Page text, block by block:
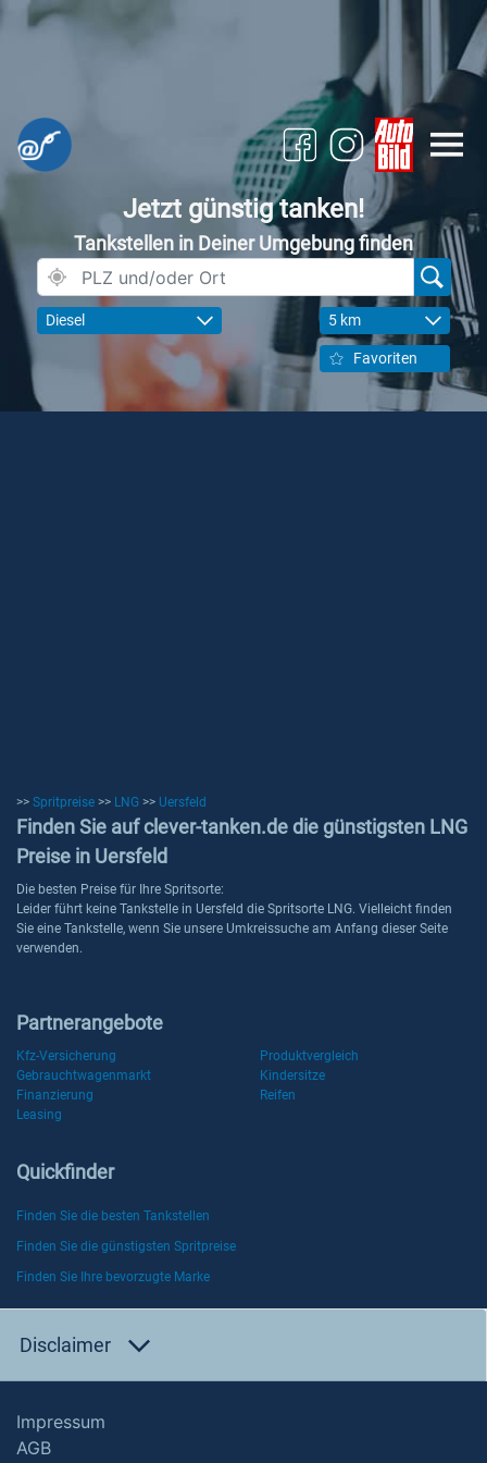
Jetzt günstig tanken!
Tankstellen in Deiner Umgebung finden
Diesel 5 km
Favoriten
>> Spritpreise >> LNG >> Uersfeld
Finden Sie auf clever-tanken.de die günstigsten LNG
Preise in Uersfeld
Die besten Preise für Ihre Spritsorte:
Leider führt keine Tankstelle in Uersfeld die Spritsorte LNG. Vielleicht finden
Sie eine Tankstelle, wenn Sie unsere Umkreissuche am Anfang dieser Seite
verwenden.
Partnerangebote
Kfz-Versicherung
Produktvergleich
Gebrauchtwagenmarkt
Kindersitze
Finanzierung
Reifen
Leasing
Quickfinder
Finden Sie die besten Tankstellen
Finden Sie die günstigsten Spritpreise
Finden Sie Ihre bevorzugte Marke
Disclaimer
Impressum
AGB